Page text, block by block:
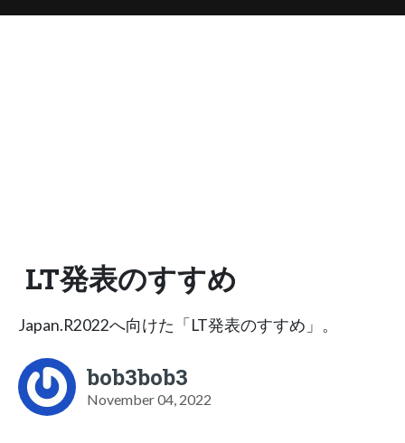
LT発表のすすめ
Japan.R2022へ向けた「LT発表のすすめ」。
bob3bob3
November 04, 2022